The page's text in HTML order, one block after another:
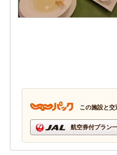
この施設と
航空券付プラン